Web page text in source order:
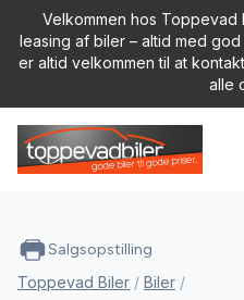
Velkommen hos
leasing af biler – altid med
er altid velkommen til at
alle
Salgsopstilling
Toppevad Biler / Biler /